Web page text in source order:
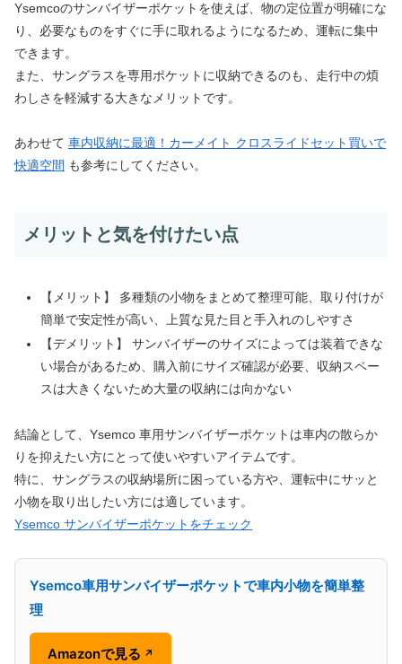
Ysemcoのサンバイザーポケットを使えば、物の定位置が明確にな
り、必要なものをすぐに手に取れるようになるため、運転に集中
できます。
また、サングラスを専用ポケットに収納できるのも、走行中の煩
わしさを軽減する大きなメリットです。
あわせて 車内収納に最適！カーメイト クロスライドセット買いで
快適空間 も参考にしてください。
メリットと気を付けたい点
【メリット】 多種類の小物をまとめて整理可能、取り付けが
簡単で安定性が高い、上質な見た目と手入れのしやすさ
【デメリット】 サンバイザーのサイズによっては装着できな
い場合があるため、購入前にサイズ確認が必要、収納スペー
スは大きくないため大量の収納には向かない
結論として、Ysemco 車用サンバイザーポケットは車内の散らか
りを抑えたい方にとって使いやすいアイテムです。
特に、サングラスの収納場所に困っている方や、運転中にサッと
小物を取り出したい方には適しています。
Ysemco サンバイザーポケットをチェック
Ysemco車用サンバイザーポケットで車内小物を簡単整
理
Amazonで見る ↗